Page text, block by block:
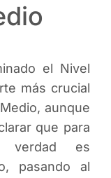
el Nivel
más crucial
aunque
que para
verdad es
pasando al